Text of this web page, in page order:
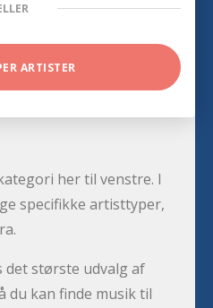
ARTISTER
her til venstre. I
specifikke artisttyper,
det største udvalg af
du kan finde musik til